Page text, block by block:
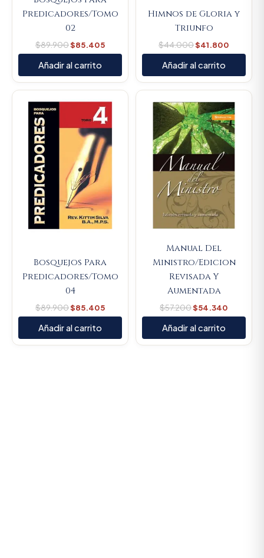
Predicadores/Tomo
02
$89.900$85.405
Añadir al carrito
Himnos de Gloria y
Triunfo
$44.000$41.800
Añadir al carrito
Bosquejos Para
Predicadores/Tomo
04
$89.900
price
$89.900.
$85.405
Current
price
is:
$85.405.
Añadir al carrito
Manual Del
Ministro/Edicion
Revisada Y
Aumentada
$57.200
price
was:
$57.200.
$54.340
Current
price
is:
Añadir al carrito